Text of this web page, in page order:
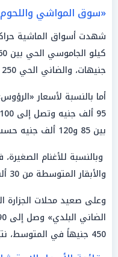
«سوق المواشي واللحوم
شهدت أسواق الماشية
جنيهات، والضاني الحي 250 جنيهاً.
أما بالنسبة لأسعار
بين 85 و120 ألف جنيه حسب الحالة والوزن.
والأبقار المتوسطة من 30 ألف جنيه.
وعلى صعيد محلات الجزارة
450 جنيهاً في المتوسط، نتيجة تكاليف العلف والنقل المرتفعة.